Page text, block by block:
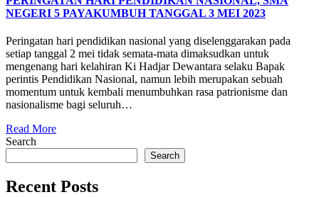
NEGERI 5 PAYAKUMBUH TANGGAL 3 MEI 2023
Peringatan hari pendidikan nasional yang diselenggarakan pada
setiap tanggal 2 mei tidak semata-mata dimaksudkan untuk
mengenang hari kelahiran Ki Hadjar Dewantara selaku Bapak
perintis Pendidikan Nasional, namun lebih merupakan sebuah
momentum untuk kembali menumbuhkan rasa patrionisme dan
nasionalisme bagi seluruh…
Read More
Search
Search
Recent Posts